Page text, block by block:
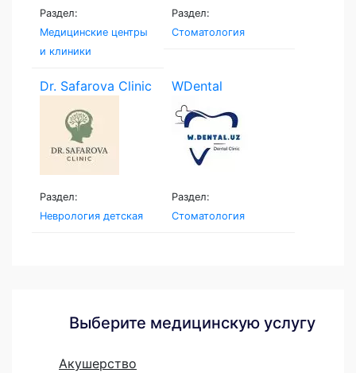
Раздел:
Медицинские центры
и клиники
Раздел:
Стоматология
Dr. Safarova Clinic
Раздел:
Неврология детская
WDental
Раздел:
Стоматология
Выберите медицинскую услугу
Акушерство